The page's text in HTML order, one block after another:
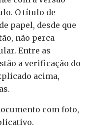
O título de
papel, desde que
não perca
Entre as
a verificação do
acima,
com foto,